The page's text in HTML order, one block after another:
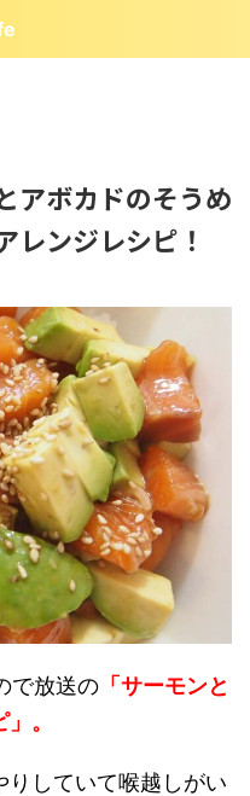
アボカドのそうめ
レンジレシピ！
で放送の 「サーモンと
。
りしていて喉越しがい